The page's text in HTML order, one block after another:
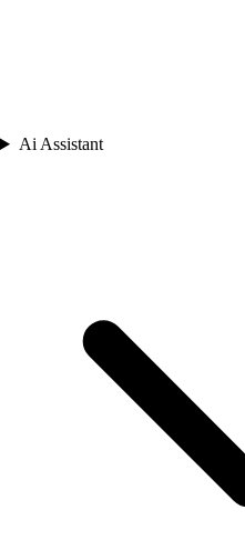
Ai Assistant